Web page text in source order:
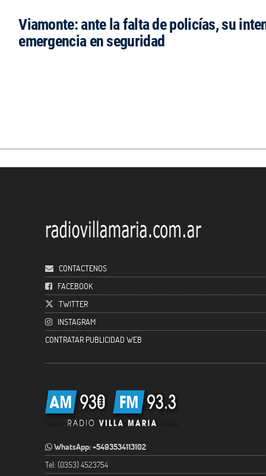
Viamonte: ante la falta de policías, su
emergencia en seguridad
CONTACTENOS
FACEBOOK
TWITTER
INSTAGRAM
CONTRATAR PUBLICIDAD WEB
WhatsApp: +5493534113102
Tel: (0353) 4523754